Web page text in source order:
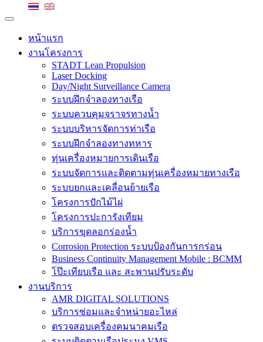
หน้าแรก
งานโครงการ
STADT Lean Propulsion
Laser Docking
Day/Night Surveillance Camera
ระบบฝึกจำลองทางเรือ
ระบบควบคุมจราจรทางน้ำ
ระบบบริหารจัดการท่าเรือ
ระบบฝึกจำลองทางทหาร
ทุ่นเครื่องหมายการเดินเรือ
ระบบจัดการและติดตามทุ่นเครื่องหมายทางเรือ
ระบบยกและเคลื่อนย้ายเรือ
โครงการปักไม้ไผ่
โครงการปะการังเทียม
บริการขุดลอกร่องน้ำ
Corrosion Protection ระบบป้องกันการกร่อน
Business Continuity Management Mobile : BCMM
โป๊ะเทียบเรือ และ สะพานปรับระดับ
งานบริการ
AMR DIGITAL SOLUTIONS
บริการซ่อมและจำหน่ายอะไหล่
ตรวจสอบเครื่องคมนาคมเรือ